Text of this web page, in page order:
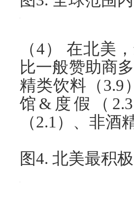
（4） 在北美
比一般赞助商
精类饮料（3.9
馆&度假（
（2.1）、非酒
图4. 北美最积